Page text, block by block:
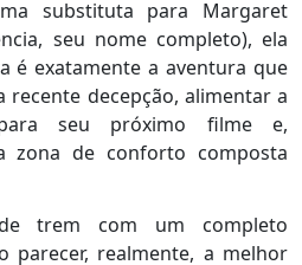
substituta para Margaret
seu nome completo), ela
é exatamente a aventura que
recente decepção, alimentar a
seu próximo filme e,
zona de conforto composta
trem com um completo
parecer, realmente, a melhor